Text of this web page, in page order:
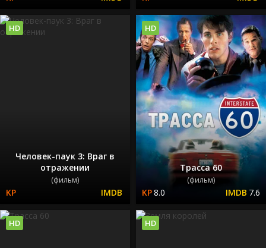
Человек-паук 3: Враг в
отражении
(фильм)
HD
Трасса 60
(фильм)
8.0 7.6
HD
HD HD